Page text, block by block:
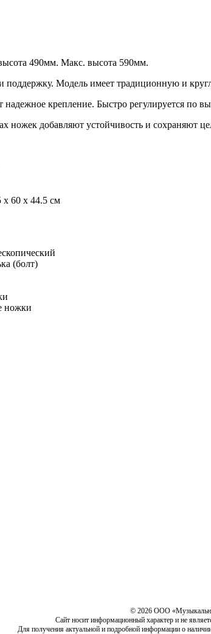
490мм. Макс. высота 590мм.
Модель имеет традиционную и
надежное крепление. Быстро регулируется
ножек добавляют устойчивость и сохраняют
x 60 x 44.5 см
(болт)
ножки
© 2026 ООО
Сайт носит информационный характер и не
Для получения актуальной и подробной информации о